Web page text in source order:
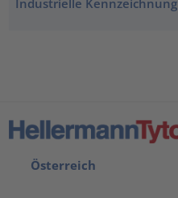
Österreich